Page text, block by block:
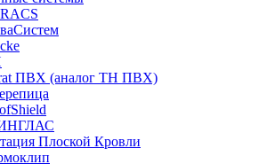
ПВХ (аналог ТН ПВХ)
Плоской Кровли